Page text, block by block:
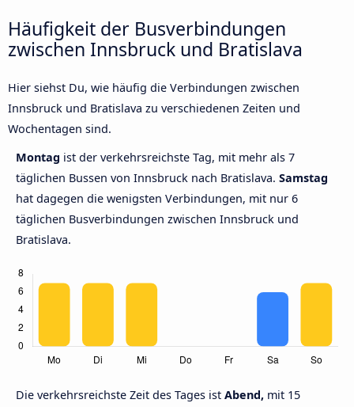
Häufigkeit der Busverbindungen
zwischen Innsbruck und Bratislava
Hier siehst Du, wie häufig die Verbindungen zwischen
Innsbruck und Bratislava zu verschiedenen Zeiten und
Wochentagen sind.
Montag ist der verkehrsreichste Tag, mit mehr als 7
täglichen Bussen von Innsbruck nach Bratislava. Samstag
hat dagegen die wenigsten Verbindungen, mit nur 6
täglichen Busverbindungen zwischen Innsbruck und
Bratislava.
Die verkehrsreichste Zeit des Tages ist Abend, mit 15